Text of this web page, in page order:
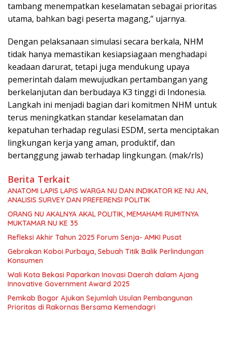
tambang menempatkan keselamatan sebagai prioritas
utama, bahkan bagi peserta magang,” ujarnya.
Dengan pelaksanaan simulasi secara berkala, NHM
tidak hanya memastikan kesiapsiagaan menghadapi
keadaan darurat, tetapi juga mendukung upaya
pemerintah dalam mewujudkan pertambangan yang
berkelanjutan dan berbudaya K3 tinggi di Indonesia.
Langkah ini menjadi bagian dari komitmen NHM untuk
terus meningkatkan standar keselamatan dan
kepatuhan terhadap regulasi ESDM, serta menciptakan
lingkungan kerja yang aman, produktif, dan
bertanggung jawab terhadap lingkungan. (mak/rls)
Berita Terkait
ANATOMI LAPIS LAPIS WARGA NU DAN INDIKATOR KE NU AN,
ANALISIS SURVEY DAN PREFERENSI POLITIK
ORANG NU AKALNYA AKAL POLITIK, MEMAHAMI RUMITNYA
MUKTAMAR NU KE 35
Refleksi Akhir Tahun 2025 Forum Senja- AMKI Pusat
Gebrakan Koboi Purbaya, Sebuah Titik Balik Perlindungan
Konsumen
Wali Kota Bekasi Paparkan Inovasi Daerah dalam Ajang
Innovative Government Award 2025
Pemkab Bogor Ajukan Sejumlah Usulan Pembangunan
Prioritas di Rakornas Bersama Kemendagri